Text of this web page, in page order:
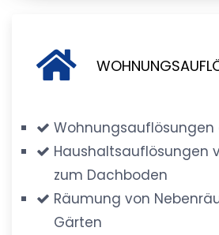
Wohnungsauflösungen
Haushaltsauflösungen
zum Dachboden
Räumung von
Gärten